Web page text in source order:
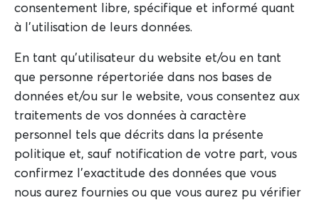
consentement libre, spécifique et informé quant
à l'utilisation de leurs données.
En tant qu'utilisateur du website et/ou en tant
que personne répertoriée dans nos bases de
données et/ou sur le website, vous consentez aux
traitements de vos données à caractère
personnel tels que décrits dans la présente
politique et, sauf notification de votre part, vous
confirmez l'exactitude des données que vous
nous aurez fournies ou que vous aurez pu vérifier